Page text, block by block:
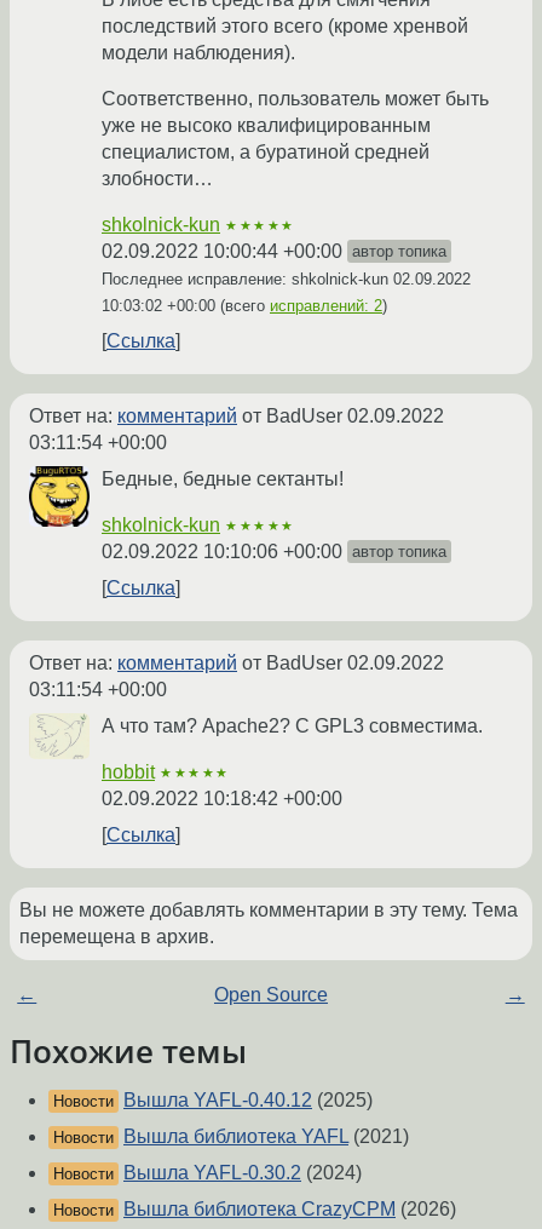
последствий этого всего (кроме хренвой
модели наблюдения).
Соответственно, пользователь может быть
уже не высоко квалифицированным
специалистом, а буратиной средней
злобности…
shkolnick-kun ★★★★★
02.09.2022 10:00:44 +00:00 автор топика
Последнее исправление: shkolnick-kun 02.09.2022
10:03:02 +00:00 (всего исправлений: 2)
Ссылка
Ответ на: комментарий от BadUser 02.09.2022
03:11:54 +00:00
Бедные, бедные сектанты!
shkolnick-kun ★★★★★
02.09.2022 10:10:06 +00:00 автор топика
Ссылка
Ответ на: комментарий от BadUser 02.09.2022
03:11:54 +00:00
А что там? Apache2? С GPL3 совместима.
hobbit ★★★★★
02.09.2022 10:18:42 +00:00
Ссылка
Вы не можете добавлять комментарии в эту тему. Тема
перемещена в архив.
← Open Source →
Похожие темы
Новости Вышла YAFL-0.40.12 (2025)
Новости Вышла библиотека YAFL (2021)
Новости Вышла YAFL-0.30.2 (2024)
Новости Вышла библиотека CrazyCPM (2026)